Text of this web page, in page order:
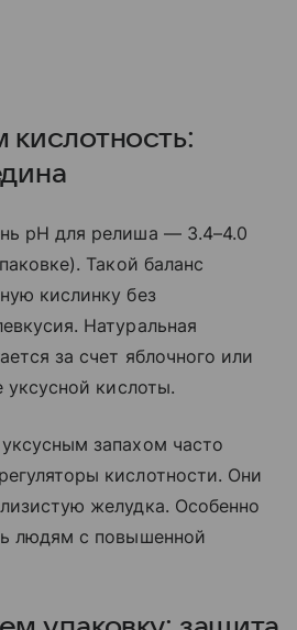
pH для релиша — 3.4–4.0
Такой баланс
кислинку без
Натуральная
за счет яблочного или
уксусной кислоты.
запахом часто
кислотности. Они
желудка. Особенно
людям с повышенной